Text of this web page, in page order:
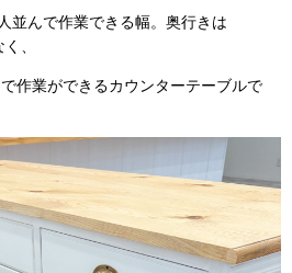
並んで作業できる幅。奥行きは
、
作業ができるカウンターテーブルで